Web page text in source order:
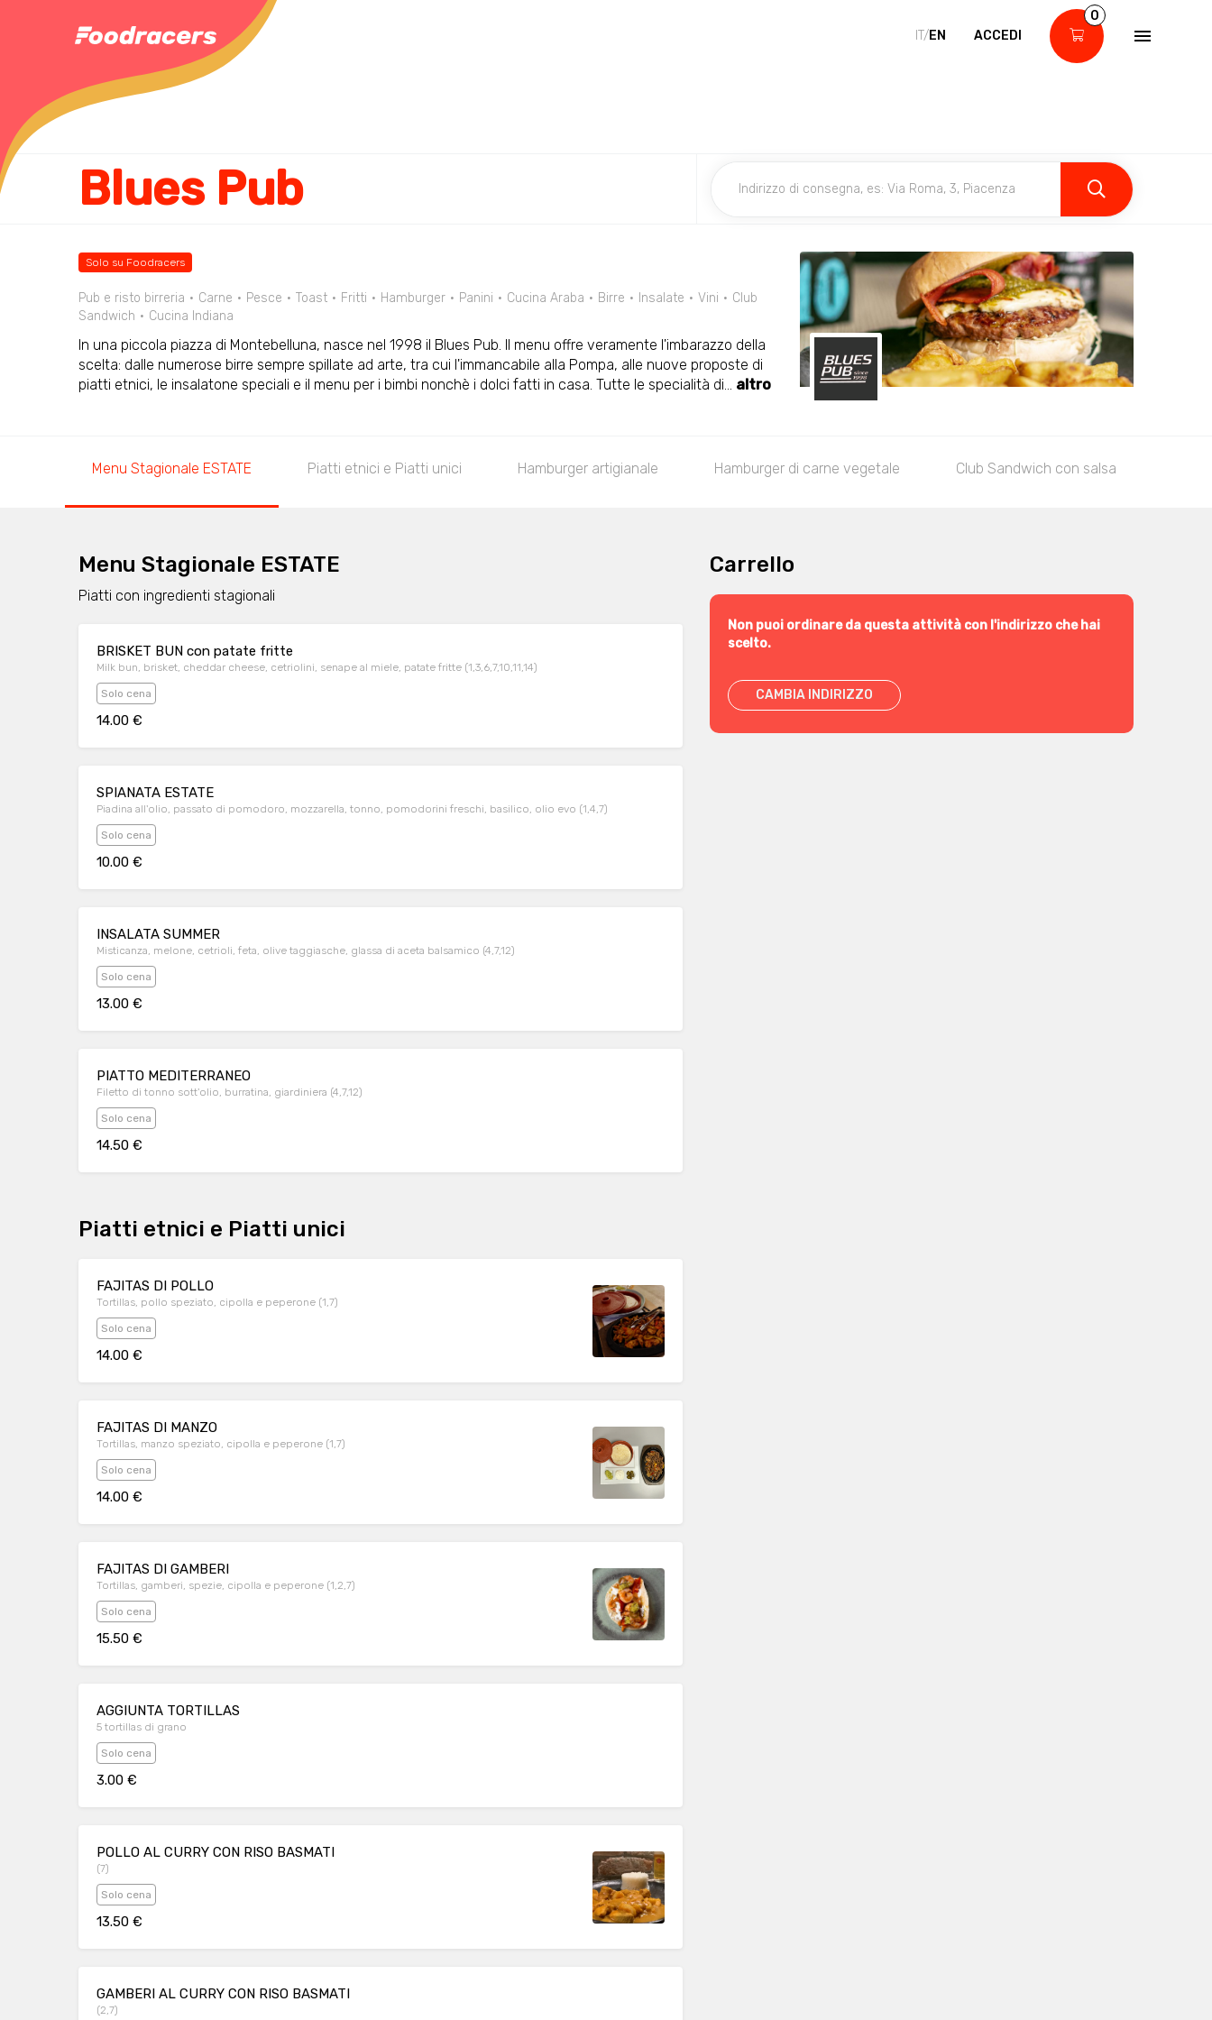
IT/EN ACCEDI
0
Blues Pub
Solo su Foodracers
Pub e risto birreria Carne Pesce Toast Fritti Hamburger Panini Cucina Araba Birre Insalate Vini
Club
Sandwich
Cucina Indiana
In una piccola piazza di Montebelluna, nasce nel 1998 il Blues Pub. Il menu offre veramente l'imbarazzo della
scelta: dalle numerose birre sempre spillate ad arte, tra cui l'immancabile alla Pompa, alle nuove proposte di
piatti etnici, le insalatone speciali e il menu per i bimbi nonchè i dolci fatti in casa. Tutte le specialità di... altro
Menu Stagionale ESTATE Piatti etnici e Piatti unici Hamburger artigianale Hamburger di carne vegetale Club Sandwich con salsa
Menu Stagionale ESTATE
Piatti con ingredienti stagionali
BRISKET BUN con patate fritte
Milk bun, brisket, cheddar cheese, cetriolini, senape al miele, patate fritte (1,3,6,7,10,11,14)
Solo cena
14.00 €
SPIANATA ESTATE
Piadina all'olio, passato di pomodoro, mozzarella, tonno, pomodorini freschi, basilico, olio evo (1,4,7)
Solo cena
10.00 €
INSALATA SUMMER
Misticanza, melone, cetrioli, feta, olive taggiasche, glassa di aceta balsamico (4,7,12)
Solo cena
13.00 €
PIATTO MEDITERRANEO
Filetto di tonno sott'olio, burratina, giardiniera (4,7,12)
Solo cena
14.50 €
Piatti etnici e Piatti unici
FAJITAS DI POLLO
Tortillas, pollo speziato, cipolla e peperone (1,7)
Solo cena
14.00 €
FAJITAS DI MANZO
Tortillas, manzo speziato, cipolla e peperone (1,7)
Solo cena
14.00 €
FAJITAS DI GAMBERI
Tortillas, gamberi, spezie, cipolla e peperone (1,2,7)
Solo cena
15.50 €
AGGIUNTA TORTILLAS
5 tortillas di grano
Solo cena
3.00 €
POLLO AL CURRY CON RISO BASMATI
(7)
Solo cena
13.50 €
GAMBERI AL CURRY CON RISO BASMATI
(2,7)
Carrello
Non puoi ordinare da questa attività con l'indirizzo che hai
scelto.
CAMBIA INDIRIZZO